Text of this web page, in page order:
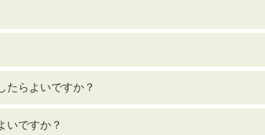
たらよいですか？
いですか？